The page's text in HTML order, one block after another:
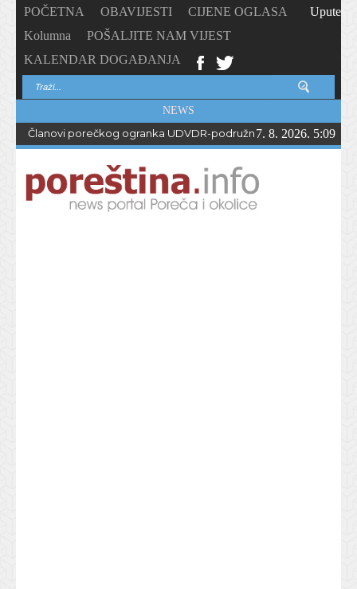
POČETNA OBAVIJESTI
CIJENE OGLASA
Kolumna
POŠALJITE NAM VIJEST
KALENDAR DOGAĐANJA
Upute
NEWS
Članovi porečkog ogranka UDVDR-podružnice Istarske
7. 8. 2026. 5:09